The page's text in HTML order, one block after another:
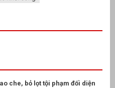
che, bỏ lọt tội phạm đối diện